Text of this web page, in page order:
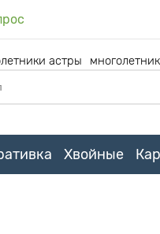
астры
Хвойные